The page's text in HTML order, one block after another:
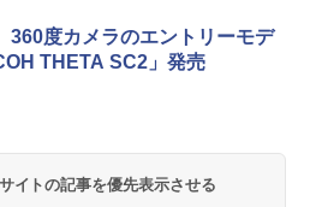
ステンレス保冷剤 2個セット 2
ューアル 急速冷凍 空間倍増 衛生的
クト 保冷力長持ち
バンドック)ソロ ドーム 1 EX BDK
360度カメラのエントリーモデ
THETA SC2」発売
イトの記事を優先表示させる